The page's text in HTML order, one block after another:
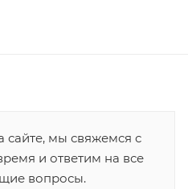
сайте, мы свяжемся с
и ответим на все
вопросы.